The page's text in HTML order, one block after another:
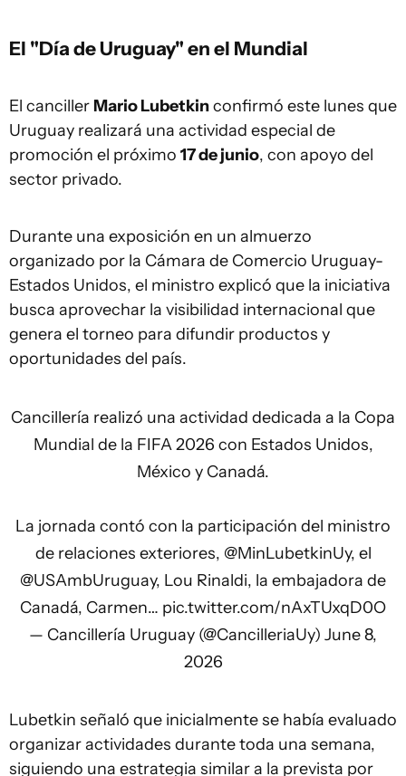
El "Día de Uruguay" en el Mundial
El canciller Mario Lubetkinconfirmó este lunes que
Uruguay realizará una actividad especial de
promoción el próximo 17 de junio, con apoyo del
sector privado.
Durante una exposición en un almuerzo
organizado por la Cámara de Comercio Uruguay-
Estados Unidos, el ministro explicó que la iniciativa
busca aprovechar la visibilidad internacional que
genera el torneo para difundir productos y
oportunidades del país.
Cancillería realizó una actividad dedicada a la Copa
Mundial de la FIFA 2026 con Estados Unidos,
México y Canadá.
La jornada contó con la participación del ministro
de relaciones exteriores, @MinLubetkinUy, el
@USAmbUruguay, Lou Rinaldi, la embajadora de
Canadá, Carmen… pic.twitter.com/nAxTUxqD0O
— Cancillería Uruguay (@CancilleriaUy) June 8,
2026
Lubetkin señaló que inicialmente se había evaluado
organizar actividades durante toda una semana,
siguiendo una estrategia similar a la prevista por